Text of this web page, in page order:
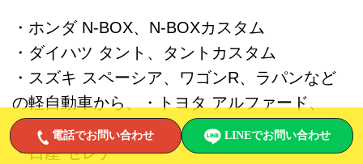
・ホンダ N-BOX、N-BOXカスタム
・ダイハツ タント、タントカスタム
・スズキ スペーシア、ワゴンR、ラパンなど
の軽自動車から、・トヨタ アルファード、
ヴェルファイア
・日産 セレナ
電話でお問い合わせ LINEでお問い合わせ